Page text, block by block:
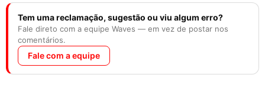
Tem uma reclamação, sugestão ou viu algum erro?
Fale direto com a equipe Waves — em vez de postar nos
comentários.
Fale com a equipe